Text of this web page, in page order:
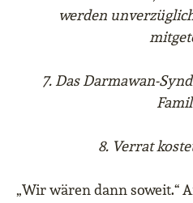
werden
7. Das Darmawan-
8. Verrat
„Wir wären dann